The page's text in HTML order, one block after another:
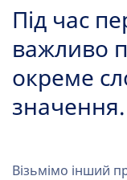
Під час
важливо
окреме
значення.
Візьмімо інший